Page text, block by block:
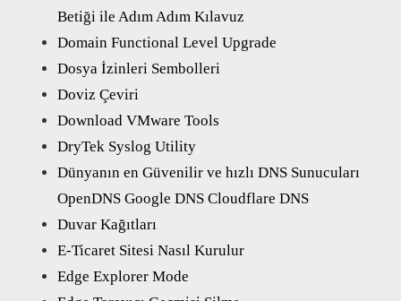
Betiği ile Adım Adım Kılavuz
Domain Functional Level Upgrade
Dosya İzinleri Sembolleri
Doviz Çeviri
Download VMware Tools
DryTek Syslog Utility
Dünyanın en Güvenilir ve hızlı DNS Sunucuları
OpenDNS Google DNS Cloudflare DNS
Duvar Kağıtları
E-Ticaret Sitesi Nasıl Kurulur
Edge Explorer Mode